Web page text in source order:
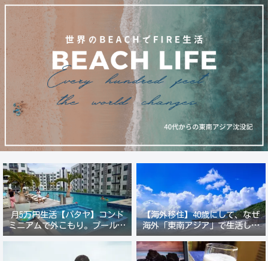
月5万円生活【パタヤ】コンド
ミニアムで外こもり。プール付
き新築コンドでステーキ&ウオ
【海外移住】40歳にして、なぜ
海外「東南アジア」で生活しよ
うと思ったのか？